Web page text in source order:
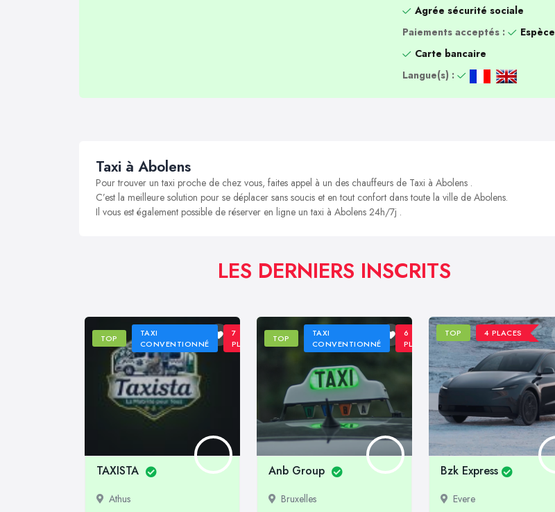
Agrée sécurité sociale
Paiements acceptés :
Espèce
Carte bancaire
Langue(s) :
Taxi à Abolens
Pour trouver un taxi proche de chez vous, faites appel à un des chauffeurs de Taxi à Abolens .
C’est la meilleure solution pour se déplacer sans soucis et en tout confort dans toute la ville de Abolens.
Il vous est également possible de réserver en ligne un taxi à Abolens 24h/7j .
LES DERNIERS INSCRITS
TOP
TAXI
CONVENTIONNÉ
7
PLACES
TAXISTA
Athus
TOP
TAXI
CONVENTIONNÉ
6
PLACES
Anb Group
Bruxelles
TOP 4 PLACES
Bzk Express
Evere